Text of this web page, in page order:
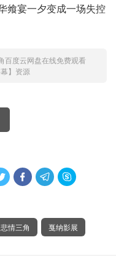
飨宴一夕变成一场失控
百度云网盘在线免费观看
】资源
  
悲情三角 戛纳影展